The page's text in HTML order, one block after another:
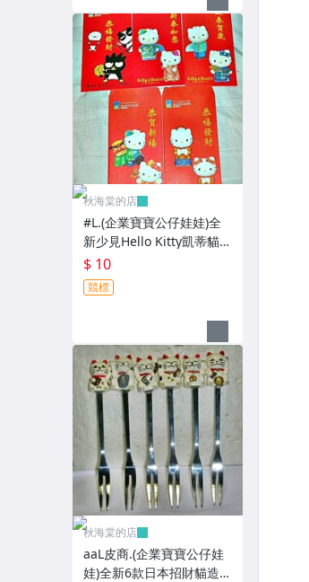
秋海棠的店
#L.(企業寶寶公仔娃娃)全
新少見Hello Kitty凱蒂貓/
酷企鵝造型紅包袋5個一套
誠泰銀行所贈!
$ 10
競標
秋海棠的店
aaL皮商.(企業寶寶公仔娃
娃)全新6款日本招財貓造型